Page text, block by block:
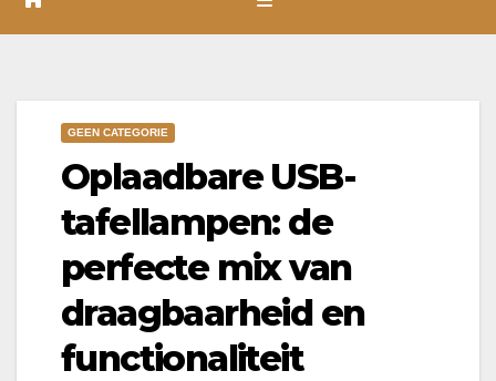
GEEN CATEGORIE
Oplaadbare USB-
tafellampen: de
perfecte mix van
draagbaarheid en
functionaliteit